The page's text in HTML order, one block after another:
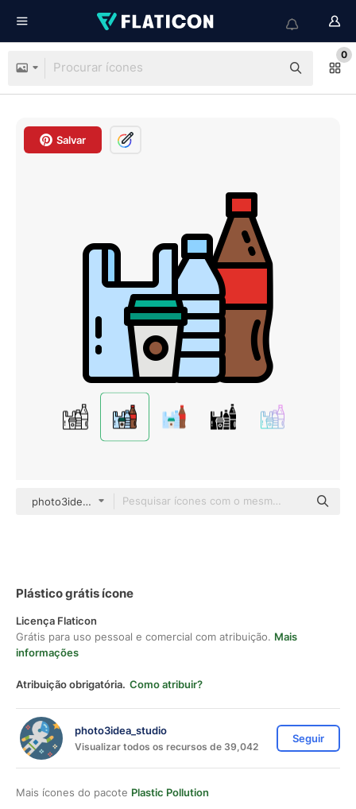
0
Salvar
photo3idea_studio Lineal Color
Plástico grátis ícone
Licença Flaticon
Grátis para uso pessoal e comercial com atribuição. Mais
informações
Atribuição obrigatória. Como atribuir?
photo3idea_studio
Visualizar todos os recursos de 39,042
Seguir
Mais ícones do pacote Plastic Pollution